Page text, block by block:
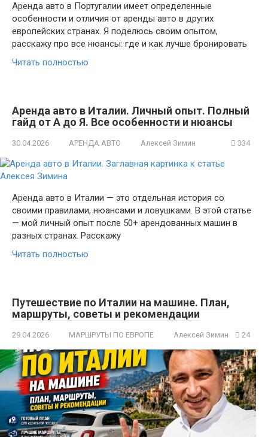
Аренда авто в Португалии имеет определенные
особенности и отличия от аренды авто в других
европейских странах. Я поделюсь своим опытом,
расскажу про все нюансы: где и как лучше бронировать
Читать полностью
Аренда авто в Италии. Личный опыт. Полный
гайд от А до Я. Все особенности и нюансы
30.04.2026 АРЕНДА АВТО Алексей Зимин 334
Аренда авто в Италии — это отдельная история со
своими правилами, нюансами и ловушками. В этой статье
— мой личный опыт после 50+ арендованных машин в
разных странах. Расскажу
Читать полностью
Путешествие по Италии на машине. План,
маршруты, советы и рекомендации
29.04.2026 МАРШРУТЫ ПО ЕВРОПЕ Алексей Зимин 24